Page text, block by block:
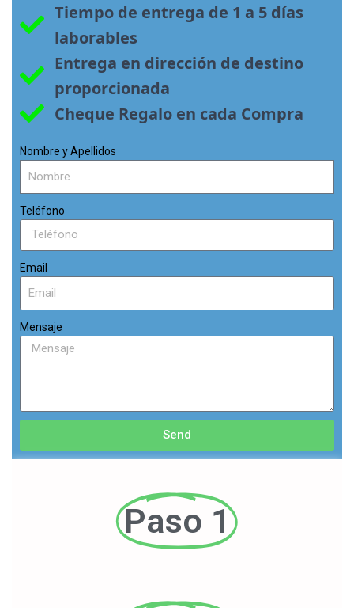
Tiempo de entrega de 1 a 5 días
laborables
Entrega en dirección de destino
proporcionada
Cheque Regalo en cada Compra
Nombre y Apellidos
Teléfono
Email
Mensaje
Send
Paso 1